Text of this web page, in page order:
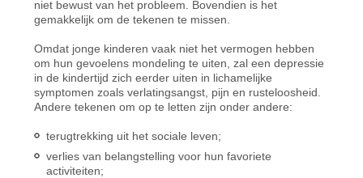
niet bewust van het probleem. Bovendien is het
gemakkelijk om de tekenen te missen.
Omdat jonge kinderen vaak niet het vermogen hebben
om hun gevoelens mondeling te uiten, zal een depressie
in de kindertijd zich eerder uiten in lichamelijke
symptomen zoals verlatingsangst, pijn en rusteloosheid.
Andere tekenen om op te letten zijn onder andere:
terugtrekking uit het sociale leven;
verlies van belangstelling voor hun favoriete
activiteiten;